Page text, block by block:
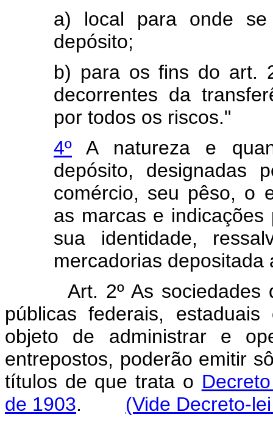
a) local para onde se
depósito;
b) para os fins do art.
decorrentes da
por todos os riscos."
4º A natureza e
depósito, designadas
comércio, seu pêso, o
as marcas e
sua identidade,
mercadorias depositada
Art. 2º As
públicas federais,
objeto de administrar e
entrepostos, poderão emitir
títulos de que trata o
de 1903. (Vide Decreto-